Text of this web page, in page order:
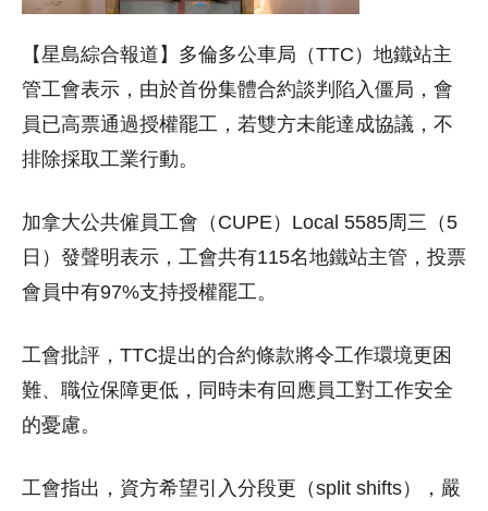
【星島綜合報道】多倫多公車局（TTC）地鐵站主
管工會表示，由於首份集體合約談判陷入僵局，會
員已高票通過授權罷工，若雙方未能達成協議，不
排除採取工業行動。
加拿大公共僱員工會（CUPE）Local 5585周三（5
日）發聲明表示，工會共有115名地鐵站主管，投票
會員中有97%支持授權罷工。
工會批評，TTC提出的合約條款將令工作環境更困
難、職位保障更低，同時未有回應員工對工作安全
的憂慮。
工會指出，資方希望引入分段更（split shifts），嚴